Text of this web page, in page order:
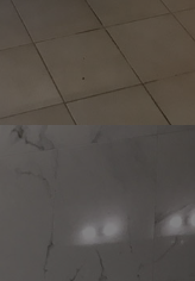
Electricité
Electrique 2